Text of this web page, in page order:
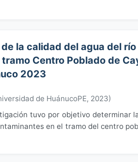
la calidad del agua del
Centro Poblado de
2023
de HuánucoPE, 2023)
tuvo por objetivo determinar
en el tramo del centro